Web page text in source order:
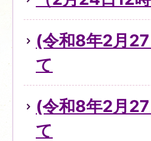
(令和8年2月
て
(令和8年2月
て